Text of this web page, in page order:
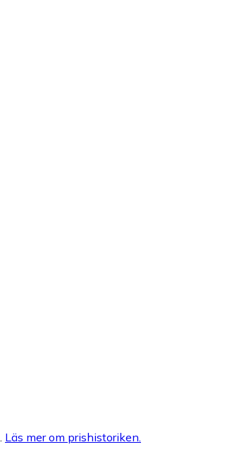
Läs mer om prishistoriken.